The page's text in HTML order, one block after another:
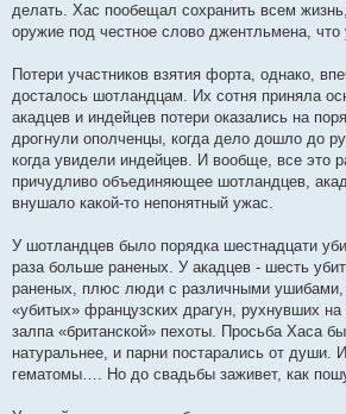
делать. Хас пообещал сохранить всем
оружие под честное слово джентльмена,
Потери участников взятия форта, однако,
досталось шотландцам. Их сотня приняла
акадцев и индейцев потери оказались на
дрогнули ополченцы, когда дело дошло до
когда увидели индейцев. И вообще, все это
причудливо объединяющее шотландцев,
внушало какой-то непонятный ужас.
У шотландцев было порядка шестнадцати
раза больше раненых. У акадцев - шесть
раненых, плюс люди с различными ушибами,
«убитых» французских драгун, рухнувших
залпа «британской» пехоты. Просьба Хаса
натуральнее, и парни постарались от души.
гематомы…. Но до свадьбы заживет, как